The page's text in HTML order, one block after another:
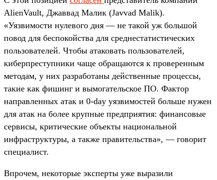
AlienVault, Джаввад Малик (Javvad Malik).
«Уязвимости нулевого дня — не такой уж большой
повод для беспокойства для среднестатистических
пользователей. Чтобы атаковать пользователей,
киберпреступники чаще обращаются к проверенным
методам, у них разработаны действенные процессы,
такие как фишинг и вымогательское ПО. Фактор
направленных атак и 0-day уязвимостей больше нужен
для атак на более крупные предприятия: финансовые
сервисы, критические объекты национальной
инфраструктуры, а также правительства», — говорит
специалист.
Впрочем, некоторые эксперты уже выразили